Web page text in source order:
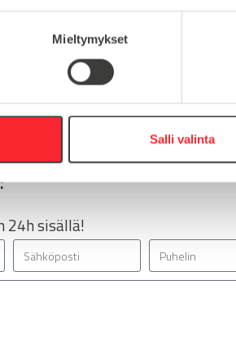
Mieltymykset
Salli valinta
info@easy-systems.fi
24h sisällä!